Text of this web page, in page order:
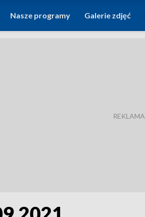
Nasze programy Galerie zdjęć